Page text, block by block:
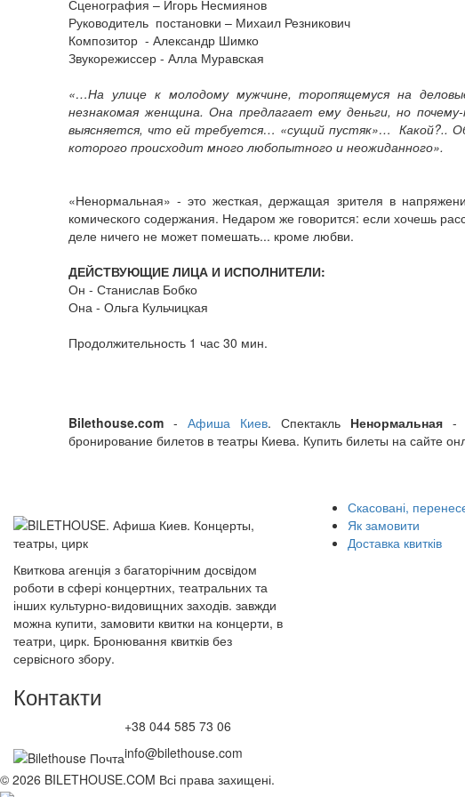
Сценография – Игорь Несмиянов
Руководитель постановки – Михаил Резникович
Композитор - Александр Шимко
Звукорежиссер - Алла Муравская
«…На улице к молодому мужчине, торопящемуся на
незнакомая женщина. Она предлагает ему деньги, но
выясняется, что ей требуется… «сущий пустяк»… Какой?..
которого происходит много любопытного и неожиданного».
«Ненормальная» - это жесткая, держащая зрителя в
комического содержания. Недаром же говорится: если хочешь
деле ничего не может помешать... кроме любви.
ДЕЙСТВУЮЩИЕ ЛИЦА И ИСПОЛНИТЕЛИ:
Он - Станислав Бобко
Она - Ольга Кульчицкая
Продолжительность 1 час 30 мин.
Bilethouse.com - Афиша Киев. Спектакль Ненормальная -
бронирование билетов в театры Киева. Купить билеты на сайте
Квиткова агенція з багаторічним досвідом
роботи в сфері концертних, театральних та
інших культурно-видовищних заходів. завжди
можна купити, замовити квитки на концерти, в
театри, цирк. Бронювання квитків без
сервісного збору.
Контакти
+38 044 585 73 06
info@bilethouse.com
Скасовані,
Як замовити
Доставка квитків
© 2026 BILETHOUSE.COM Всі права захищені.